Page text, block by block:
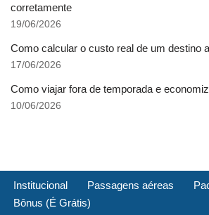
corretamente
19/06/2026
Como calcular o custo real de um destino
17/06/2026
Como viajar fora de temporada e
10/06/2026
Institucional Passagens aéreas
Bônus (É Grátis)